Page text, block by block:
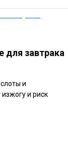
для завтрака
и
и риск